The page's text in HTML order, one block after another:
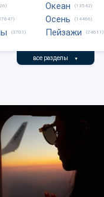
(3701)
Океан (13542)
Осень (14466)
Пейзажи (24611)
все разделы ▼